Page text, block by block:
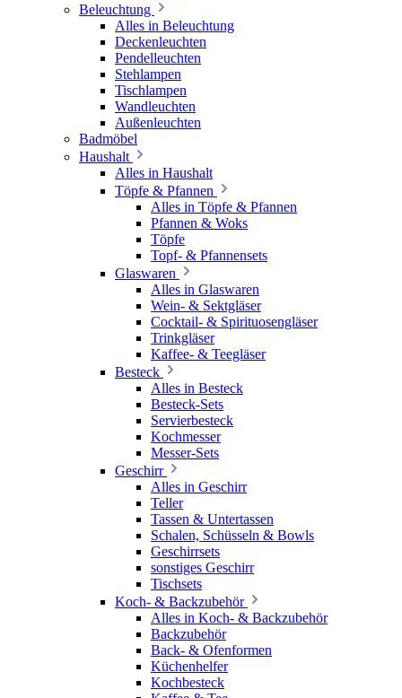
Beleuchtung
Alles in Beleuchtung
Deckenleuchten
Pendelleuchten
Stehlampen
Tischlampen
Wandleuchten
Außenleuchten
Badmöbel
Haushalt
Alles in Haushalt
Töpfe & Pfannen
Alles in Töpfe & Pfannen
Pfannen & Woks
Töpfe
Topf- & Pfannensets
Glaswaren
Alles in Glaswaren
Wein- & Sektgläser
Cocktail- & Spirituosengläser
Trinkgläser
Kaffee- & Teegläser
Besteck
Alles in Besteck
Besteck-Sets
Servierbesteck
Kochmesser
Messer-Sets
Geschirr
Alles in Geschirr
Teller
Tassen & Untertassen
Schalen, Schüsseln & Bowls
Geschirrsets
sonstiges Geschirr
Tischsets
Koch- & Backzubehör
Alles in Koch- & Backzubehör
Backzubehör
Back- & Ofenformen
Küchenhelfer
Kochbesteck